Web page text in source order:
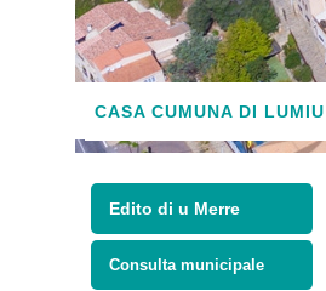
CASA CUMUNA DI LUMIU
Edito di u Merre
Consulta municipale